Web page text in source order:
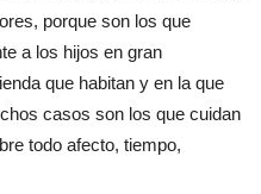
porque son los que
a los hijos en gran
que habitan y en la que
casos son los que cuidan
todo afecto, tiempo,